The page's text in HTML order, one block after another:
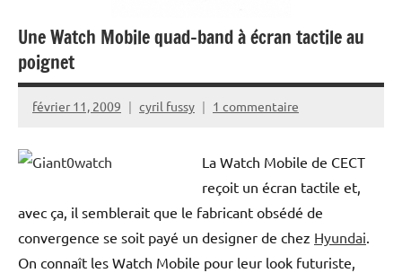
Une Watch Mobile quad-band à écran tactile au
poignet
février 11, 2009 cyril fussy 1 commentaire
La Watch Mobile de CECT
reçoit un écran tactile et,
avec ça, il semblerait que le fabricant obsédé de
convergence se soit payé un designer de chez Hyundai
On connaît les Watch Mobile pour leur look futuriste,